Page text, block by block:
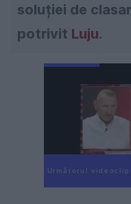
soluției de
potrivit Luju.
Următorul